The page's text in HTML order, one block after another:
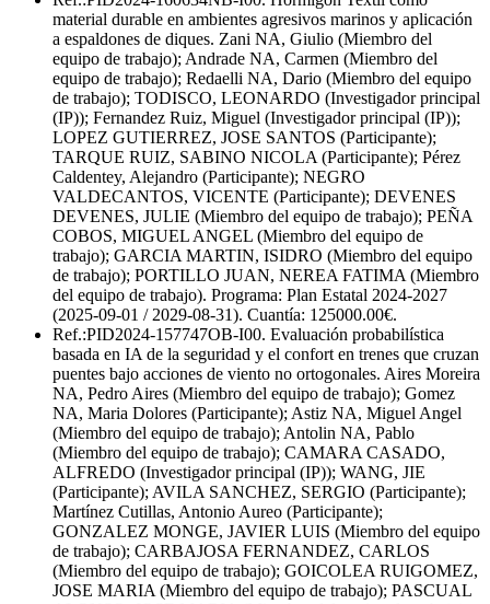
material durable en ambientes agresivos marinos y aplicación
a espaldones de diques. Zani NA, Giulio (Miembro del
equipo de trabajo); Andrade NA, Carmen (Miembro del
equipo de trabajo); Redaelli NA, Dario (Miembro del equipo
de trabajo); TODISCO, LEONARDO (Investigador principal
(IP)); Fernandez Ruiz, Miguel (Investigador principal (IP));
LOPEZ GUTIERREZ, JOSE SANTOS (Participante);
TARQUE RUIZ, SABINO NICOLA (Participante); Pérez
Caldentey, Alejandro (Participante); NEGRO
VALDECANTOS, VICENTE (Participante); DEVENES
DEVENES, JULIE (Miembro del equipo de trabajo); PEÑA
COBOS, MIGUEL ANGEL (Miembro del equipo de
trabajo); GARCIA MARTIN, ISIDRO (Miembro del equipo
de trabajo); PORTILLO JUAN, NEREA FATIMA (Miembro
del equipo de trabajo). Programa: Plan Estatal 2024-2027
(2025-09-01 / 2029-08-31). Cuantía: 125000.00€.
Ref.:PID2024-157747OB-I00. Evaluación probabilística
basada en IA de la seguridad y el confort en trenes que cruzan
puentes bajo acciones de viento no ortogonales. Aires Moreira
NA, Pedro Aires (Miembro del equipo de trabajo); Gomez
NA, Maria Dolores (Participante); Astiz NA, Miguel Angel
(Miembro del equipo de trabajo); Antolin NA, Pablo
(Miembro del equipo de trabajo); CAMARA CASADO,
ALFREDO (Investigador principal (IP)); WANG, JIE
(Participante); AVILA SANCHEZ, SERGIO (Participante);
Martínez Cutillas, Antonio Aureo (Participante);
GONZALEZ MONGE, JAVIER LUIS (Miembro del equipo
de trabajo); CARBAJOSA FERNANDEZ, CARLOS
(Miembro del equipo de trabajo); GOICOLEA RUIGOMEZ,
JOSE MARIA (Miembro del equipo de trabajo); PASCUAL